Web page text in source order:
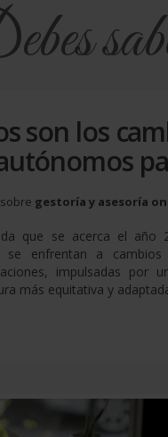
son los
gestoría y asesoría
que se acerca el año
se enfrentan a
impulsadas por
más equitativa y